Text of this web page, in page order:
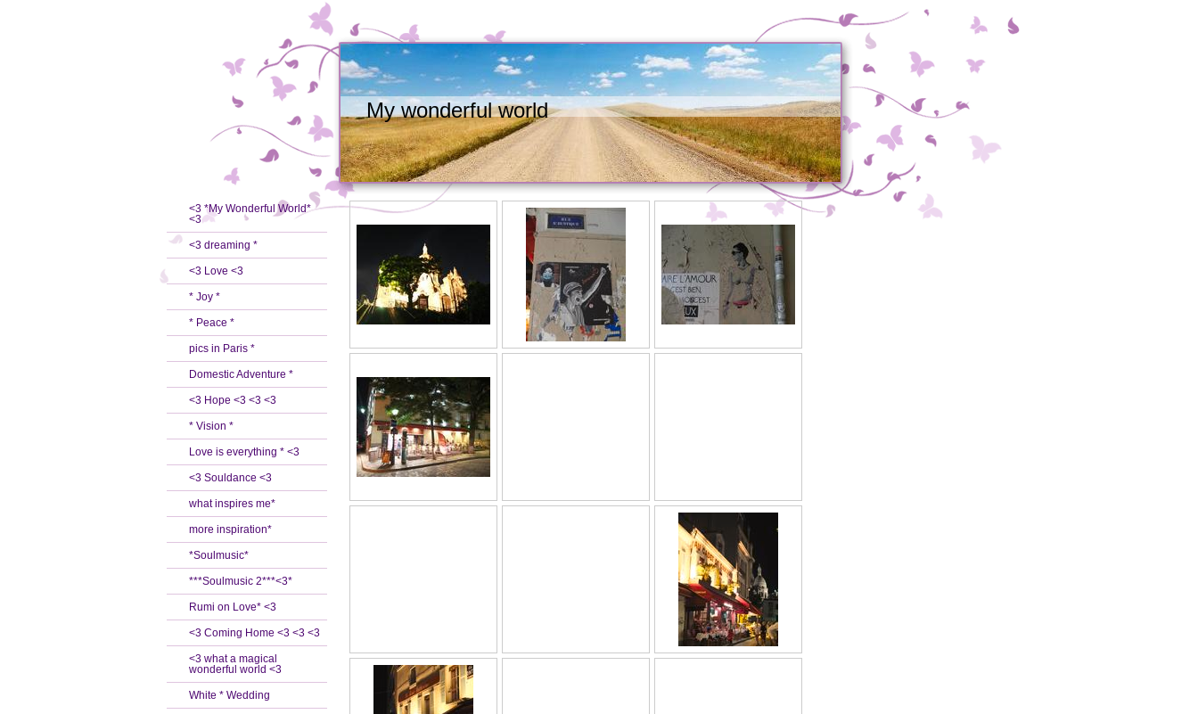
My wonderful world
<3 *My Wonderful World*
<3
<3 dreaming *
<3 Love <3
* Joy *
* Peace *
pics in Paris *
Domestic Adventure *
<3 Hope <3 <3 <3
* Vision *
Love is everything * <3
<3 Souldance <3
what inspires me*
more inspiration*
*Soulmusic*
***Soulmusic 2***<3*
Rumi on Love* <3
<3 Coming Home <3 <3 <3
<3 what a magical
wonderful world <3
White * Wedding